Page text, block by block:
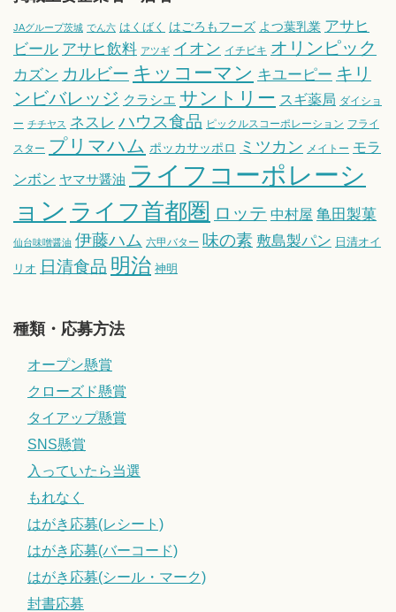
JAグループ茨城 でん六 はくばく はごろもフーズ よつ葉乳業 アサヒ
ビール アサヒ飲料 アツギ イオン イチビキ オリンピック
カズン カルビー キッコーマン キユーピー キリ
ンビバレッジ クラシエ サントリー スギ薬局 ダイショ
ー チチヤス ネスレ ハウス食品 ピックルスコーポレーション フライ
スター プリマハム ポッカサッポロ ミツカン メイトー モラ
ンボン ヤマサ醤油 ライフコーポレーシ
ョン ライフ首都圏 ロッテ 中村屋 亀田製菓
仙台味噌醤油 伊藤ハム 六甲バター 味の素 敷島製パン 日清オイ
リオ 日清食品 明治 神明
種類・応募方法
オープン懸賞
クローズド懸賞
タイアップ懸賞
SNS懸賞
入っていたら当選
もれなく
はがき応募(レシート)
はがき応募(バーコード)
はがき応募(シール・マーク)
封書応募